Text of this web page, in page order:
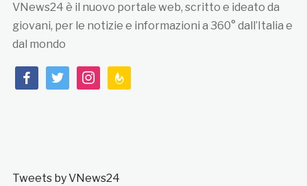
VNews24 è il nuovo portale web, scritto e ideato da
giovani, per le notizie e informazioni a 360° dall’Italia e
dal mondo
facebooktwitterinstagramfeedburner
Tweets by VNews24